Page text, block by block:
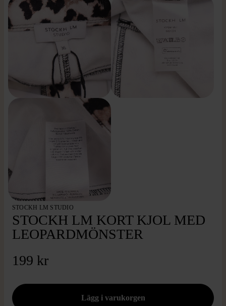
STOCKH LM STUDIO
STOCKH LM KORT KJOL MED
LEOPARDMÖNSTER
199 kr